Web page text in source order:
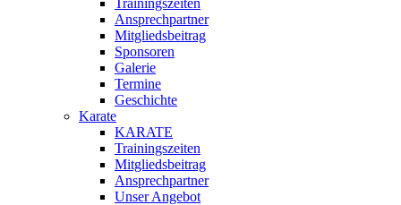
Trainingszeiten
Ansprechpartner
Mitgliedsbeitrag
Sponsoren
Galerie
Termine
Geschichte
Karate
KARATE
Trainingszeiten
Mitgliedsbeitrag
Ansprechpartner
Unser Angebot